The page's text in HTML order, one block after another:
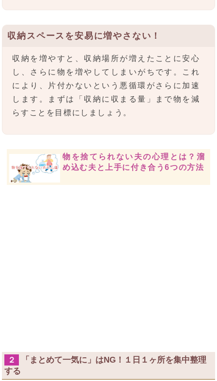
収納スペースを安易に増やさない！
収納を増やすと、収納場所が増えたことに安心
し、さらに物を増やしてしまいがちです。これ
により、片付かないという悪循環がさらに加速
します。まずは「収納に収まる量」まで物を減
らすことを目標にしましょう。
物を捨てられない夫の心理とは？溜
め込む夫と上手に付き合う6つの方法
２
「まとめて一気に」はNG！１日１ヶ所を集中整理
する